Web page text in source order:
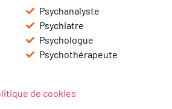
Psychanalyste
Psychiatre
Psychologue
Psychothérapeute
de cookies